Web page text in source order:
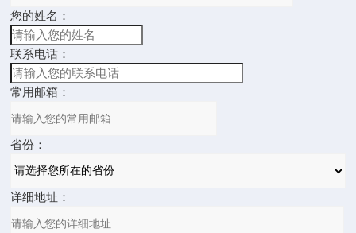
您的姓名：
联系电话：
常用邮箱：
省份：
详细地址：